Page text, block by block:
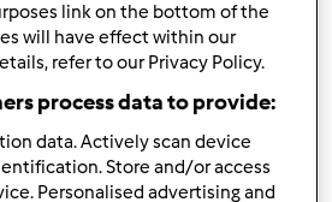
per poter commentare
link on the bottom of the
will have effect within our
refer to our Privacy Policy.
process data to provide:
data. Actively scan device
Store and/or access
Personalised advertising and